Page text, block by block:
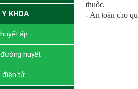
thuốc.
- An toàn cho
Y KHOA
áp
huyết
điện tử